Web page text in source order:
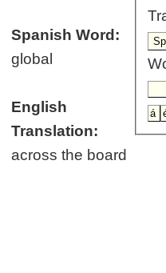
Spanish Word:
global
English
Translation:
across the board